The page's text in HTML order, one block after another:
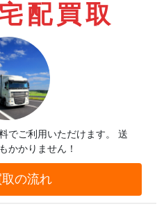
配買取
でご利用いただけます。
送
かかりません！
の流れ